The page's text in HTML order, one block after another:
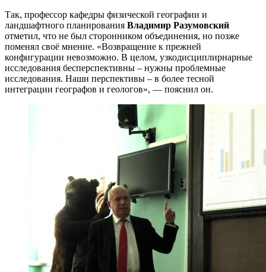
Так, профессор кафедры физической географии и
ландшафтного планирования Владимир Разумовский
отметил, что не был сторонником объединения, но позже
поменял своё мнение. «Возвращение к прежней
конфигурации невозможно. В целом, узкодисциплирнарные
исследования бесперспективны – нужны проблемные
исследования. Наши перспективы – в более тесной
интеграции географов и геологов», — пояснил он.